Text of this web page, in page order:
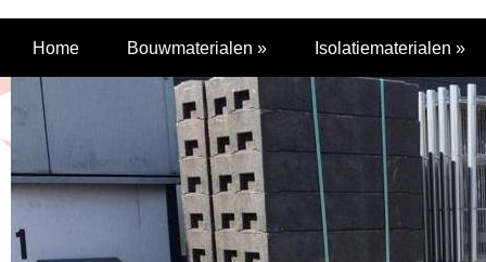
Home Bouwmaterialen » Isolatiematerialen »